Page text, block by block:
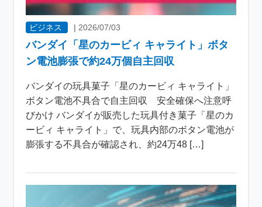
ビジネス | 2026/07/03
バンダイ「星のカービィ キャライト」ボタ
ン電池膨張で約24万個自主回収
バンダイの玩具菓子「星のカービィ キャライト」
ボタン電池不具合で自主回収 安全確保へ注意呼
びかけ バンダイが販売した玩具付き菓子「星のカ
ービィ キャライト」で、玩具内部のボタン電池が
膨張する不具合が確認され、約24万48 […]